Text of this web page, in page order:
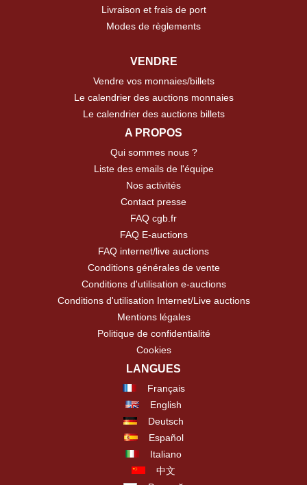
Livraison et frais de port
Modes de règlements
VENDRE
Vendre vos monnaies/billets
Le calendrier des auctions monnaies
Le calendrier des auctions billets
A PROPOS
Qui sommes nous ?
Liste des emails de l'équipe
Nos activités
Contact presse
FAQ cgb.fr
FAQ E-auctions
FAQ internet/live auctions
Conditions générales de vente
Conditions d'utilisation e-auctions
Conditions d'utilisation Internet/Live auctions
Mentions légales
Politique de confidentialité
Cookies
LANGUES
Français
English
Deutsch
Español
Italiano
中文